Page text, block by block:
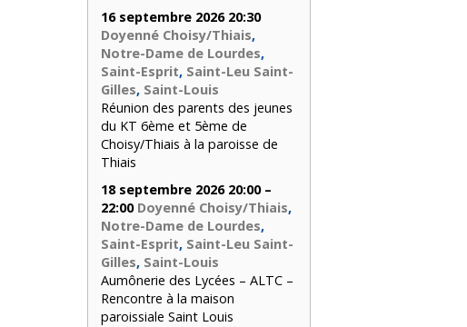
16 septembre 2026 20:30
Doyenné Choisy/Thiais,
Notre-Dame de Lourdes,
Saint-Esprit, Saint-Leu Saint-
Gilles, Saint-Louis
Réunion des parents des jeunes
du KT 6ème et 5ème de
Choisy/Thiais à la paroisse de
Thiais
18 septembre 2026 20:00 –
22:00 Doyenné Choisy/Thiais,
Notre-Dame de Lourdes,
Saint-Esprit, Saint-Leu Saint-
Gilles, Saint-Louis
Aumônerie des Lycées – ALTC –
Rencontre à la maison
paroissiale Saint Louis